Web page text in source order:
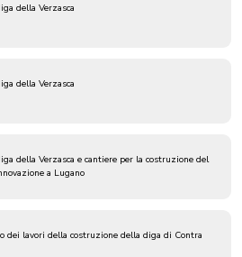
della Verzasca
della Verzasca
della Verzasca e cantiere per la costruzione del
a Lugano
dei lavori della costruzione della diga di Contra